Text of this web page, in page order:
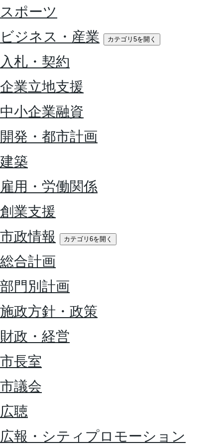
スポーツ
ビジネス・産業
カテゴリ5を開く
入札・契約
企業立地支援
中小企業融資
開発・都市計画
建築
雇用・労働関係
創業支援
市政情報
カテゴリ6を開く
総合計画
部門別計画
施政方針・政策
財政・経営
市長室
市議会
広聴
広報・シティプロモーション